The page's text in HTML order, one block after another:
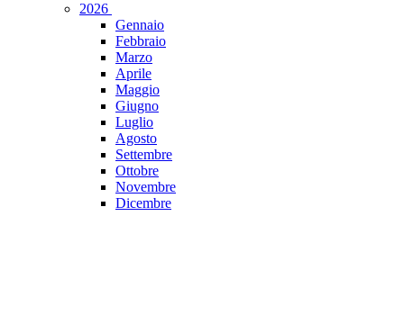
2026
Gennaio
Febbraio
Marzo
Aprile
Maggio
Giugno
Luglio
Agosto
Settembre
Ottobre
Novembre
Dicembre